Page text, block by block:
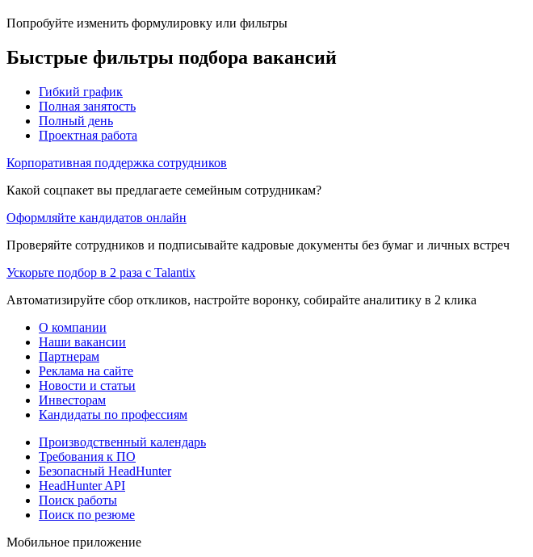
Попробуйте изменить формулировку или фильтры
Быстрые фильтры подбора вакансий
Гибкий график
Полная занятость
Полный день
Проектная работа
Корпоративная поддержка сотрудников
Какой соцпакет вы предлагаете семейным сотрудникам?
Оформляйте кандидатов онлайн
Проверяйте сотрудников и подписывайте кадровые документы без бумаг и личных встреч
Ускорьте подбор в 2 раза с Talantix
Автоматизируйте сбор откликов, настройте воронку, собирайте аналитику в 2 клика
О компании
Наши вакансии
Партнерам
Реклама на сайте
Новости и статьи
Инвесторам
Кандидаты по профессиям
Производственный календарь
Требования к ПО
Безопасный HeadHunter
HeadHunter API
Поиск работы
Поиск по резюме
Мобильное приложение